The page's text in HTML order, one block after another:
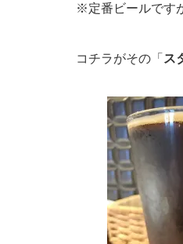
※定番ビールです
コチラがその「 ス